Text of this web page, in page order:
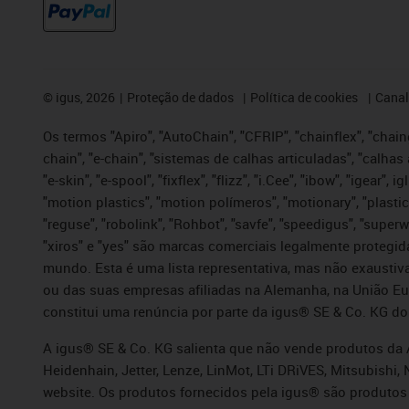
© igus, 2026 Proteção de dados Política de cookies
Os termos "Apiro", "AutoChain", "CFRIP", "chainflex",
chain", "e-chain", "sistemas de calhas articuladas",
"e-skin", "e-spool", "fixflex", "flizz", "i.Cee", "ibow", "igear",
"motion plastics", "motion polímeros", "motionary",
"reguse", "robolink", "Rohbot", "savfe", "speedigus",
"xiros" e "yes" são marcas comerciais legalmente
mundo. Esta é uma lista representativa, mas não
ou das suas empresas afiliadas na Alemanha, na União
constitui uma renúncia por parte da igus® SE & Co. KG
A igus® SE & Co. KG salienta que não vende produtos da
Heidenhain, Jetter, Lenze, LinMot, LTi DRiVES,
website. Os produtos fornecidos pela igus® são produtos